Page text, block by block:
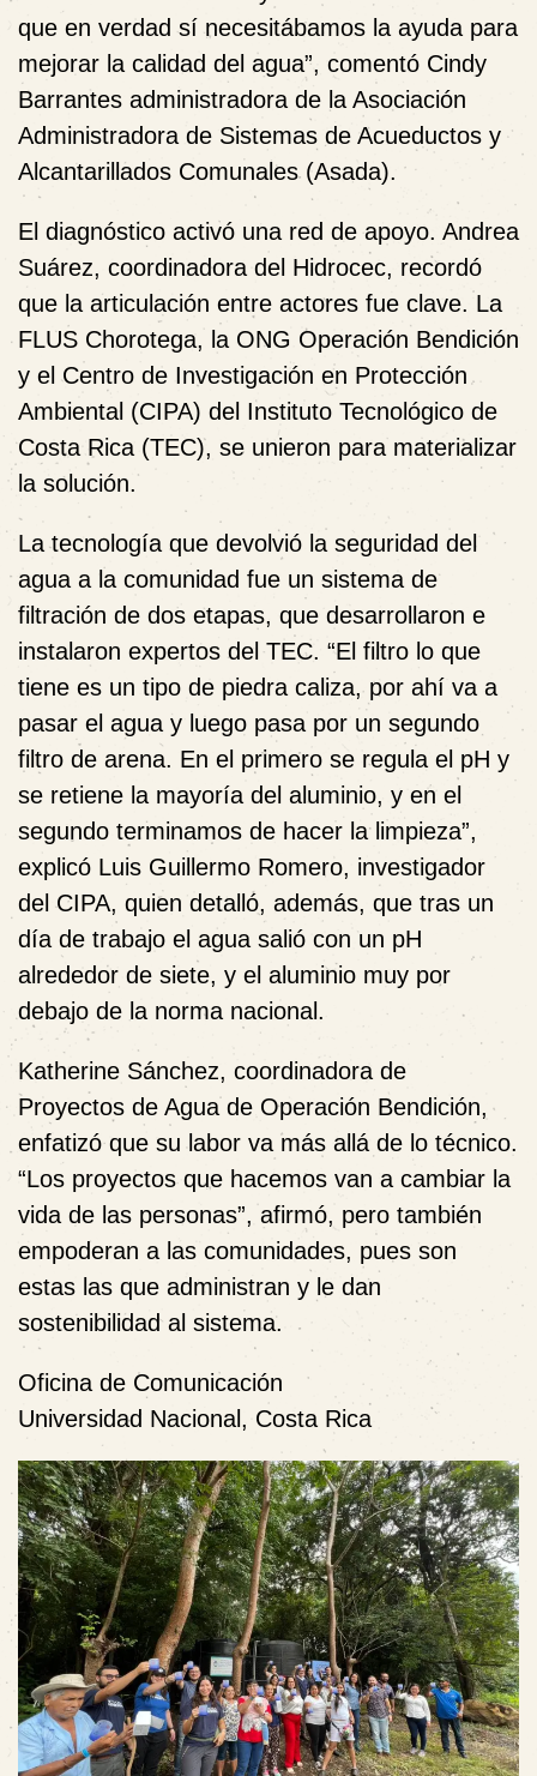
que en verdad sí necesitábamos la ayuda para
mejorar la calidad del agua”, comentó Cindy
Barrantes administradora de la Asociación
Administradora de Sistemas de Acueductos y
Alcantarillados Comunales (Asada).
El diagnóstico activó una red de apoyo. Andrea
Suárez, coordinadora del Hidrocec, recordó
que la articulación entre actores fue clave. La
FLUS Chorotega, la ONG Operación Bendición
y el Centro de Investigación en Protección
Ambiental (CIPA) del Instituto Tecnológico de
Costa Rica (TEC), se unieron para materializar
la solución.
La tecnología que devolvió la seguridad del
agua a la comunidad fue un sistema de
filtración de dos etapas, que desarrollaron e
instalaron expertos del TEC. “El filtro lo que
tiene es un tipo de piedra caliza, por ahí va a
pasar el agua y luego pasa por un segundo
filtro de arena. En el primero se regula el pH y
se retiene la mayoría del aluminio, y en el
segundo terminamos de hacer la limpieza”,
explicó Luis Guillermo Romero, investigador
del CIPA, quien detalló, además, que tras un
día de trabajo el agua salió con un pH
alrededor de siete, y el aluminio muy por
debajo de la norma nacional.
Katherine Sánchez, coordinadora de
Proyectos de Agua de Operación Bendición,
enfatizó que su labor va más allá de lo técnico.
“Los proyectos que hacemos van a cambiar la
vida de las personas”, afirmó, pero también
empoderan a las comunidades, pues son
estas las que administran y le dan
sostenibilidad al sistema.
Oficina de Comunicación
Universidad Nacional, Costa Rica